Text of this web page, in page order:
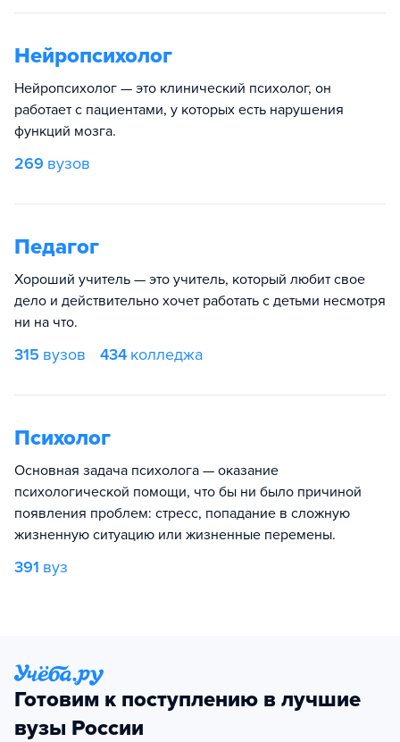
Нейропсихолог
Нейропсихолог — это клинический психолог, он
работает с пациентами, у которых есть нарушения
функций мозга.
269 вузов
Педагог
Хороший учитель — это учитель, который любит свое
дело и действительно хочет работать с детьми несмотря
ни на что.
315 вузов 434 колледжа
Психолог
Основная задача психолога — оказание
психологической помощи, что бы ни было причиной
появления проблем: стресс, попадание в сложную
жизненную ситуацию или жизненные перемены.
391 вуз
Готовим к поступлению в лучшие
вузы России